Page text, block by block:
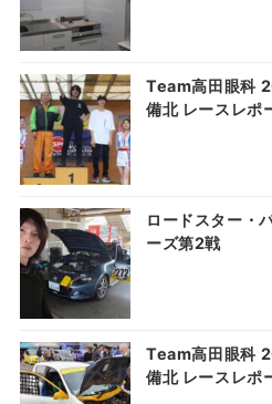
Team高田眼科
備北 レースレポ
ロードスター・
ーズ第2戦
Team高田眼科
備北 レースレポ